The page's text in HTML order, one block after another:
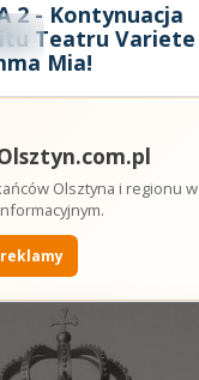
2 - Kontynuacja
Teatru Variete
Mia!
Olsztyna i regionu w